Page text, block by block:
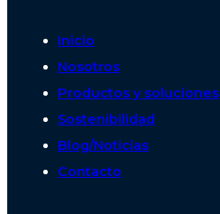
Inicio
Nosotros
Productos y soluciones
Sostenibilidad
Blog/Noticias
Contacto